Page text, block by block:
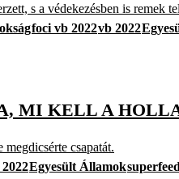
s a védekezésben is remek
foci vb 2022vb 2022
MI KELL A
csapatát.
Egyesült Államoksuperfeed